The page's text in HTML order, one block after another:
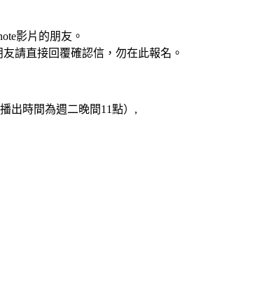
影片的朋友。
友請直接回覆確認信，勿在此報名。
出時間為週二晚間11點）,